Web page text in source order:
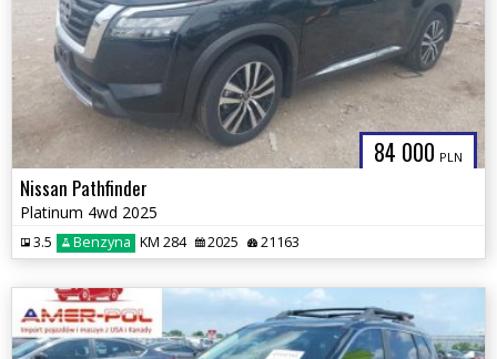
84 000 PLN
Nissan Pathfinder
Platinum 4wd 2025
3.5 Benzyna KM 284 2025 21163